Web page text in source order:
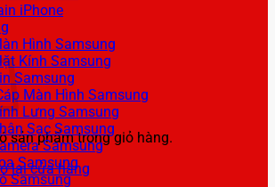
sản phẩm trong giỏ hàng.
lại cửa hàng
iPhone
Hình Samsung
Kính Samsung
Samsung
Màn Hình Samsung
Lưng Samsung
Sạc Samsung
Samsung
Samsung
Samsung